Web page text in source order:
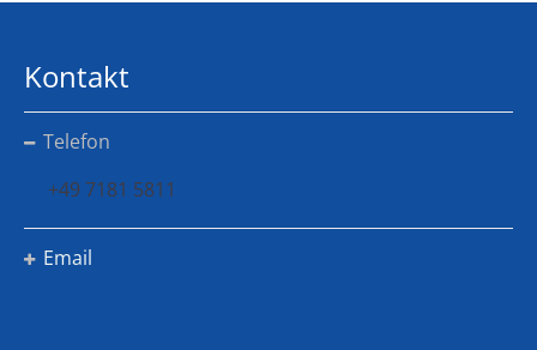
Kontakt
Telefon
+49 7181 5811
Email